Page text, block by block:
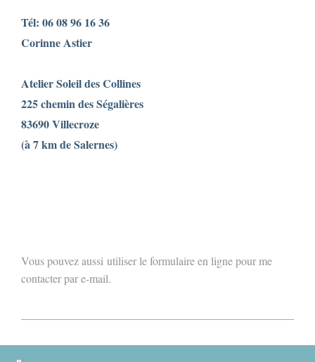
Tél: 06 08 96 16 36
Corinne Astier
Atelier Soleil des Collines
225 chemin des Ségalières
83690 Villecroze
(à 7 km de Salernes)
Vous pouvez aussi utiliser le formulaire en ligne pour me
contacter par e-mail.